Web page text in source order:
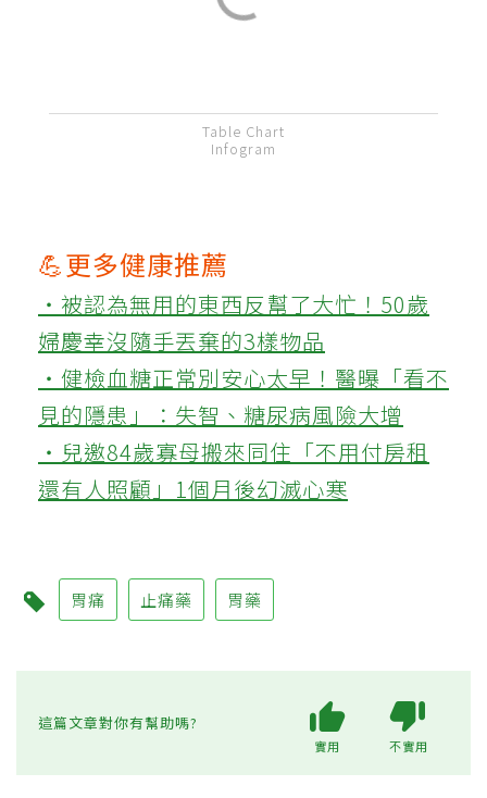
Table Chart
Infogram
💪更多健康推薦
‧被認為無用的東西反幫了大忙！50歲
婦慶幸沒隨手丟棄的3樣物品
‧健檢血糖正常別安心太早！醫曝「看不
見的隱患」：失智、糖尿病風險大增
‧兒邀84歲寡母搬來同住「不用付房租
還有人照顧」1個月後幻滅心寒
胃痛 止痛藥 胃藥
這篇文章對你有幫助嗎?
實用 不實用